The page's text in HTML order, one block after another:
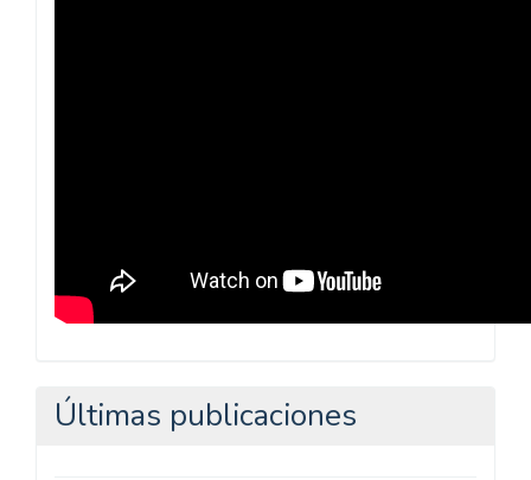
Últimas publicaciones